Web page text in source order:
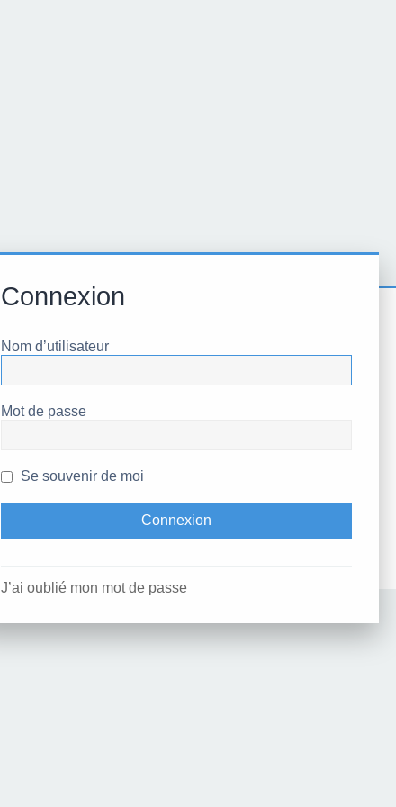
Connexion
Nom d’utilisateur
Mot de passe
Se souvenir de moi
J’ai oublié mon mot de passe